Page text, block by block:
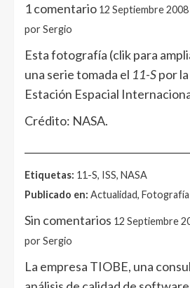
1 comentario 12 Septiembre
por Sergio
Esta fotografía (clik para
una serie tomada el 11-Spor
Estación Espacial
Crédito: NASA.
Etiquetas: 11-S, ISS, NASA
Publicado en: Actualidad, Fotografía
Sin comentarios 12 Septiembre
por Sergio
La empresa TIOBE, una